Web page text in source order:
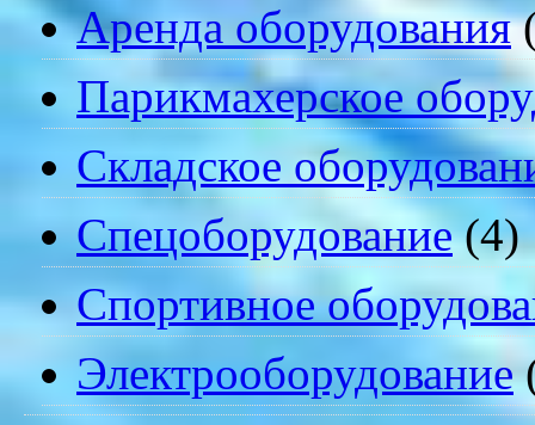
Аренда оборудования
Парикмахерское
Складское
Спецоборудование(4)
Спортивное
Электрооборудование